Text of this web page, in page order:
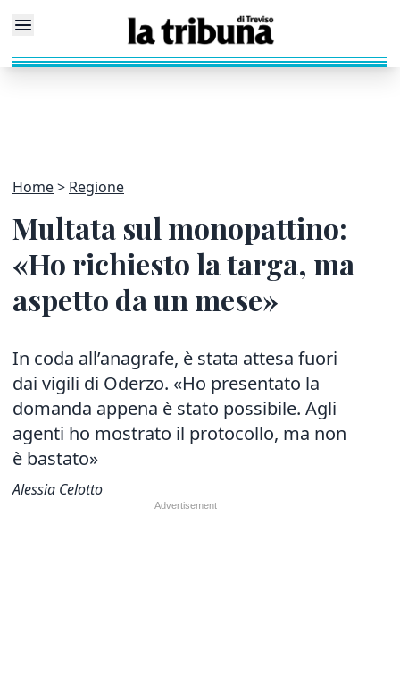
Home Regione
Multata sul monopattino:
«Ho richiesto la targa, ma
aspetto da un mese»
In coda all’anagrafe, è stata attesa fuori
dai vigili di Oderzo. «Ho presentato la
domanda appena è stato possibile. Agli
agenti ho mostrato il protocollo, ma non
è bastato»
Alessia Celotto